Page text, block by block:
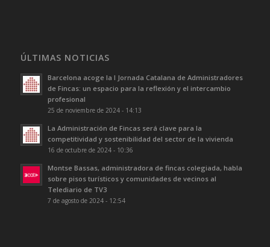
ÚLTIMAS NOTICIAS
Barcelona acoge la I Jornada Catalana de Administradores
de Fincas: un espacio para la reflexión y el intercambio
profesional
25 de noviembre de 2024 - 14:13
La Administración de Fincas será clave para la
competitividad y sostenibilidad del sector de la vivienda
16 de octubre de 2024 - 10:36
Montse Bassas, administradora de fincas colegiada, habla
sobre pisos turísticos y comunidades de vecinos al
Telediario de TV3
7 de agosto de 2024 - 12:54